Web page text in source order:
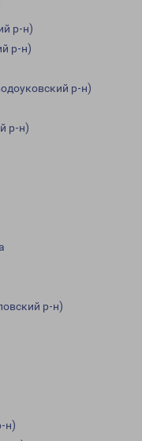
р-н)
р-н)
р-н)
р-н)
р-н)
н)